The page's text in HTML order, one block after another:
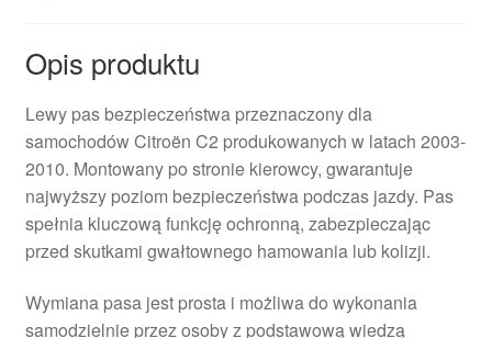
Opis produktu
Lewy pas bezpieczeństwa przeznaczony dla
samochodów Citroën C2 produkowanych w latach 2003-
2010. Montowany po stronie kierowcy, gwarantuje
najwyższy poziom bezpieczeństwa podczas jazdy. Pas
spełnia kluczową funkcję ochronną, zabezpieczając
przed skutkami gwałtownego hamowania lub kolizji.
Wymiana pasa jest prosta i możliwa do wykonania
samodzielnie przez osoby z podstawową wiedzą